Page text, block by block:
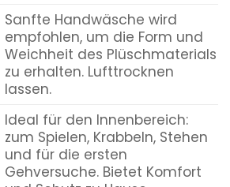
Sanfte Handwäsche wird
empfohlen, um die Form und
Weichheit des Plüschmaterials
zu erhalten. Lufttrocknen
lassen.
Ideal für den Innenbereich:
zum Spielen, Krabbeln, Stehen
und für die ersten
Gehversuche. Bietet Komfort